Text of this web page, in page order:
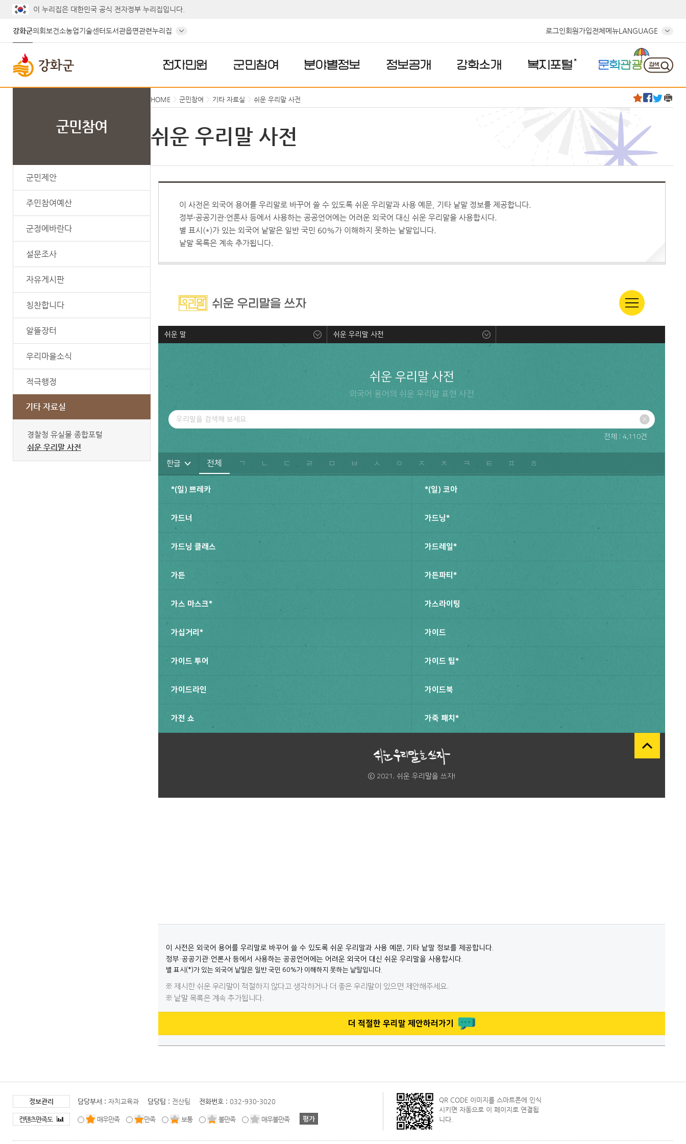
이 누리집은 대한민국 공식 전자정부 누리집입니다.
강화군의회 보건소농업기술센터 도서관읍면관련누리집 로그인 회원가입전체메뉴LANGUAGE
전자민원 군민참여 분야별정보 정보공개 강화소개 복지포털 문화관광
군민참여
군민제안
주민참여예산
군정에바란다
설문조사
자유게시판
칭찬합니다
알뜰장터
우리마을소식
적극행정
기타 자료실
경찰청 유실물 종합포털
쉬운 우리말 사전
HOME 군민참여 기타 자료실 쉬운 우리말 사전
쉬운 우리말 사전
이 사전은 외국어 용어를 우리말로 바꾸어 쓸 수 있도록 쉬운 우리말과 사용 예문, 기타 낱말 정보를 제공합니다.
정부·공공기관·언론사 등에서 사용하는 공공언어에는 어려운 외국어 대신 쉬운 우리말을 사용합시다.
별 표시(*)가 있는 외국어 낱말은 일반 국민 60%가 이해하지 못하는 낱말입니다.
낱말 목록은 계속 추가됩니다.
정보관리 담당부서 : 자치교육과 담당팀 : 전산팀 전화번호 : 032-930-3020
컨텐츠만족도 매우만족 만족 보통 불만족 매우불만족
QR CODE 이미지를 스마트폰에 인식
시키면 자동으로 이 페이지로 연결됩
니다.